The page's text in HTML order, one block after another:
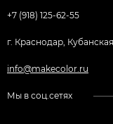
+7 (918) 125-62-55
г. Краснодар,
info@makecolor.ru
Мы в соц.сетях